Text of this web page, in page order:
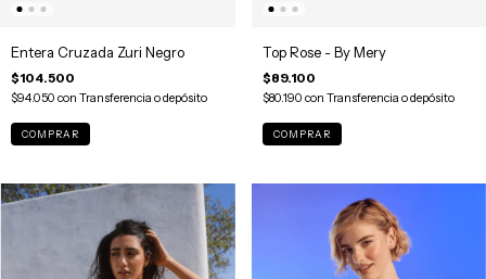
Entera Cruzada Zuri Negro
$104.500
$94.050 con Transferencia o depósito
COMPRAR
Top Rose - By Mery
$89.100
$80.190 con Transferencia o depósito
COMPRAR